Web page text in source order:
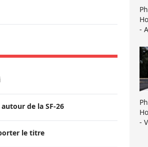
de la SF-26
le titre
-
-